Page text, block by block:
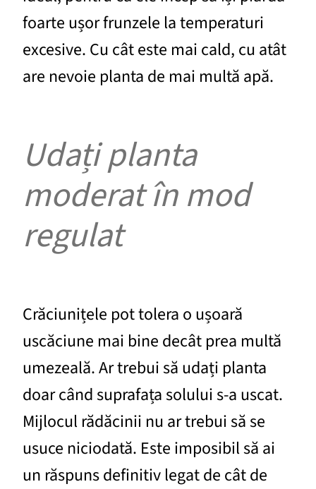
foarte ușor frunzele la temperaturi
excesive. Cu cât este mai cald, cu atât
are nevoie planta de mai multă apă.
Udați planta
moderat în mod
regulat
Crăciunițele pot tolera o ușoară
uscăciune mai bine decât prea multă
umezeală. Ar trebui să udați planta
doar când suprafața solului s-a uscat.
Mijlocul rădăcinii nu ar trebui să se
usuce niciodată. Este imposibil să ai
un răspuns definitiv legat de cât de